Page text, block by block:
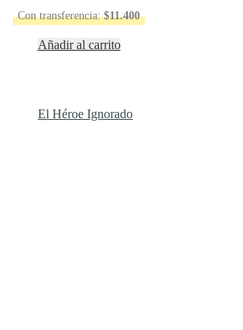
Con transferencia:$11.400
Añadir al carrito